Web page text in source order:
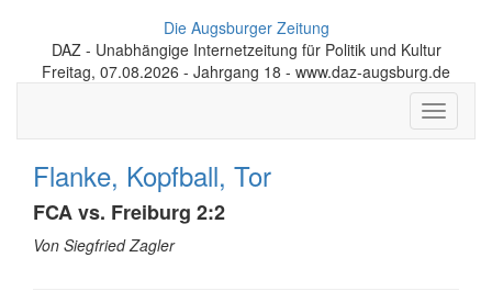
Die Augsburger Zeitung
DAZ - Unabhängige Internetzeitung für Politik und Kultur
Freitag, 07.08.2026 - Jahrgang 18 - www.daz-augsburg.de
Toggle
Flanke, Kopfball, Tor
FCA vs. Freiburg 2:2
Von Siegfried Zagler